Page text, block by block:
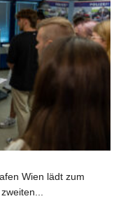
Wien lädt zum